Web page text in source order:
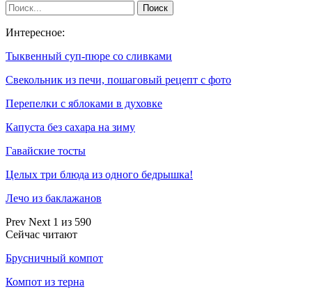
Интересное:
Тыквенный суп-пюре со сливками
Свекольник из печи, пошаговый рецепт с фото
Перепелки с яблоками в духовке
Капуста без сахара на зиму
Гавайские тосты
Целых три блюда из одного бедрышка!
Лечо из баклажанов
Prev Next 1 из 590
Сейчас читают
Брусничный компот
Компот из терна